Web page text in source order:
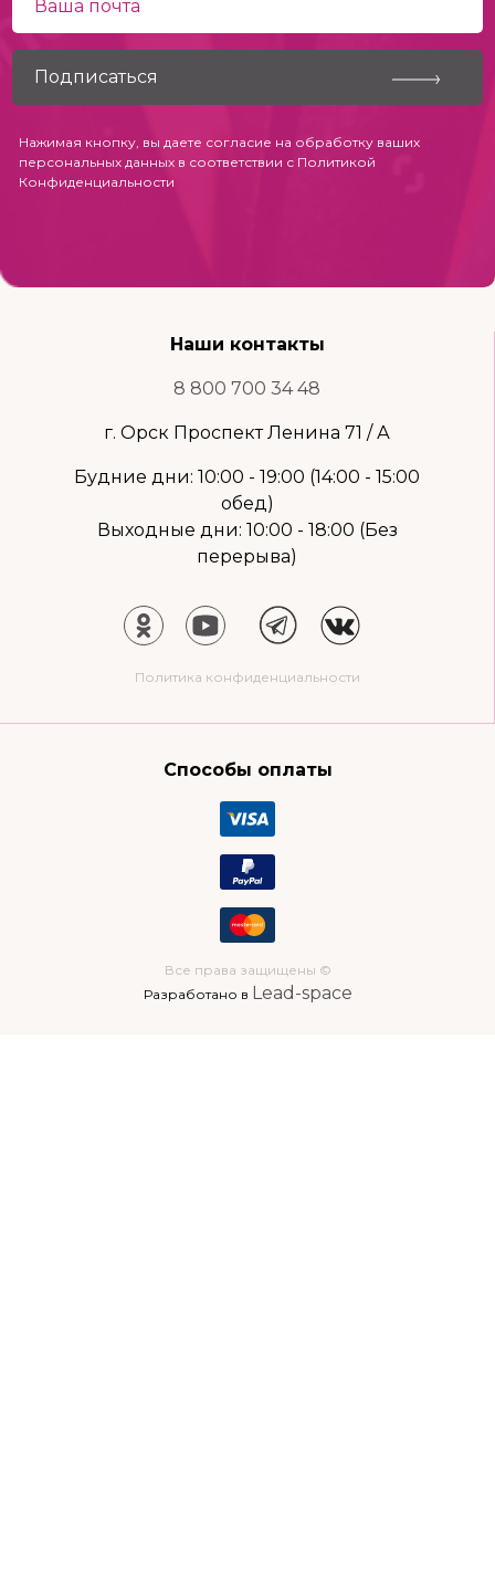
Нажимая кнопку, вы даете согласие на обработку ваших
персональных данных в соответствии с Политикой
Конфиденциальности
Наши контакты
8 800 700 34 48
г. Орск Проспект Ленина 71 / А
Будние дни: 10:00 - 19:00 (14:00 - 15:00
обед)
Выходные дни: 10:00 - 18:00 (Без
перерыва)
Политика конфиденциальности
Способы оплаты
Все права защищены ©
Разработано в Lead-space